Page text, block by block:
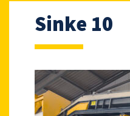
Sinke 10